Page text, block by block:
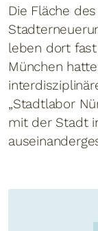
Die Fläche
leben dort fast
München
„Stadtlabor
mit der Stadt